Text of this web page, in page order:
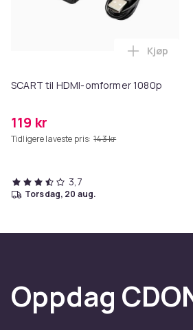
SCART til HDMI-omformer 1080p
119 kr
Tidligere laveste pris: 143 kr
Legg
Kjøp
3,7
torsdag, 20 aug.
Oppdag